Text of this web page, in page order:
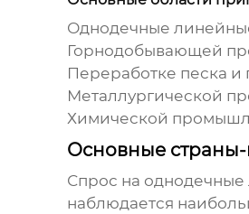
Однодечные
Горнодобывающей
Переработке песка и
Металлургической
Химической
Основные страны-
Спрос на
наблюдается